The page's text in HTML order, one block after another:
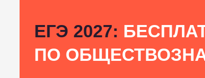
ЕГЭ 2027:
ПО